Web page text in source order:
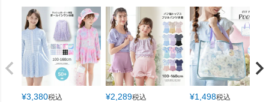
¥3,380税込 ¥2,289税込 ¥1,498税込